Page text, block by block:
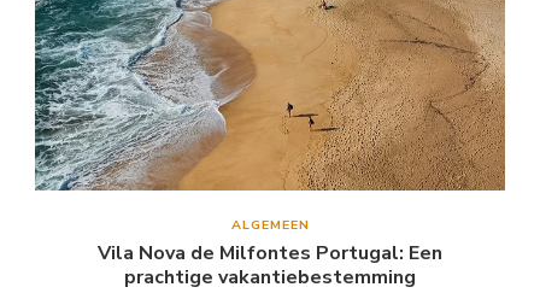
ALGEMEEN
Vila Nova de Milfontes Portugal: Een
prachtige vakantiebestemming